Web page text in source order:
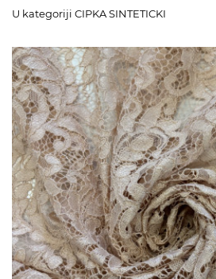
U kategoriji CIPKA SINTETICKI